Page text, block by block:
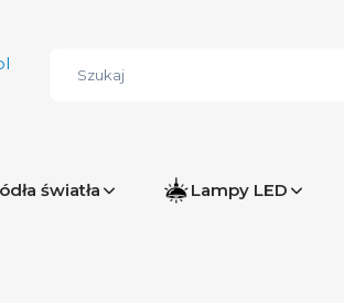
światła Lampy LED